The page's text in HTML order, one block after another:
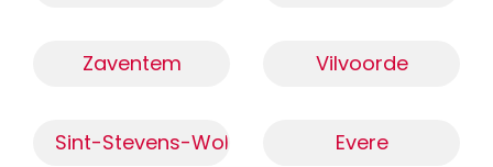
Zaventem Vilvoorde
Sint-Stevens-Woluwe Evere